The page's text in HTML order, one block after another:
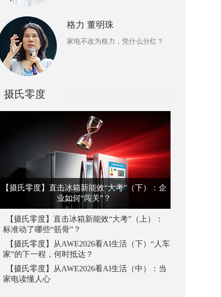
格力 董明珠
家电不改为格力，凭什么分红？
摄氏零度
【摄氏零度】直击冰箱新能效“大考”（下）：企
业如何“闯关”？
【摄氏零度】直击冰箱新能效“大考”（上）：
标准动了哪些“筋骨”？
【摄氏零度】从AWE2026看AI生活（下）“人车
家”的下一程，何时抵达？
【摄氏零度】从AWE2026看AI生活（中）：当
家电读懂人心